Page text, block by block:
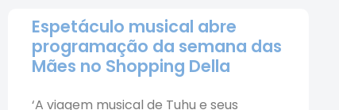
Espetáculo musical abre
programação da semana das
Mães no Shopping Della
‘A viagem musical de Tuhu e seus